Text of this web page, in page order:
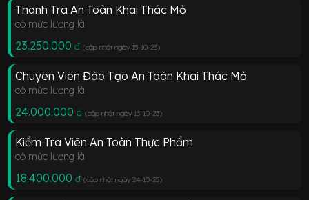
Thanh Tra An Toàn Khai Thác Mỏ
có mức lương là
23.250.000 đ (cập nhật ngày 15-10-23)
Chuyên Viên Đào Tạo An Toàn Khai Thác Mỏ
có mức lương là
24.000.000 đ (cập nhật ngày 15-10-23)
Kiểm Tra Viên An Toàn Thực Phẩm
có mức lương là
18.400.000 đ (cập nhật ngày 24-10-25)